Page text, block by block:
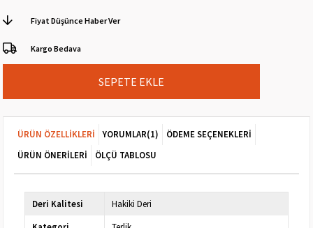
Fiyat Düşünce Haber Ver
Kargo Bedava
ÜRÜN ÖZELLIKLERI YORUMLAR(1)
ÖDEME SEÇENEKLERI
ÜRÜN ÖNERILERI
ÖLÇÜ TABLOSU
Deri Kalitesi
Hakiki Deri